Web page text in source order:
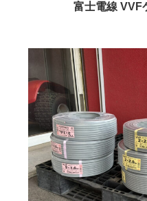
VCTFケーブル(12)
エコケーブル(3)
富士電線 VVF